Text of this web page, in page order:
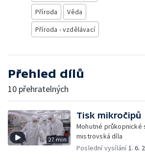
Příroda
Věda
Příroda - vzdělávací
Přehled dílů
10 přehratelných
27 min
Tisk mikročipů
Mohutné
mistrovská díla
Poslední vysílání1. 6.